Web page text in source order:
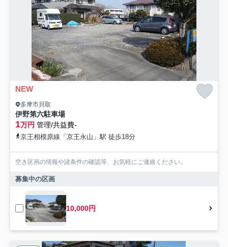
NEW
多摩市貝取
伊野第六駐車場
1万円 管理/共益費-
京王相模原線「京王永山」駅 徒歩18分
空き区画の情報や諸条件の確認等、お気軽にご連絡ください。
募集中の区画
10,000円